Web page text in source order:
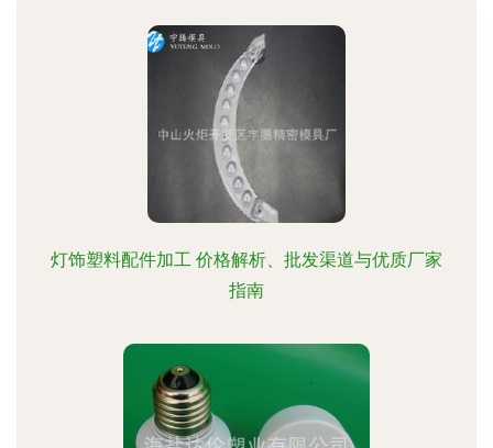
灯饰塑料配件加工 价格解析、批发渠道与优质厂家
指南